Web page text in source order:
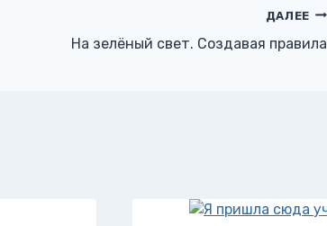
ДАЛЕЕ
На зелёный свет. Создавая правила